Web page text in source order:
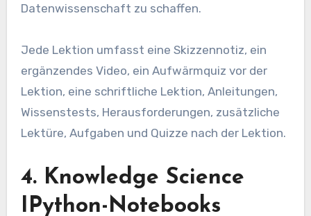
Datenwissenschaft zu schaffen.
Jede Lektion umfasst eine Skizzennotiz, ein
ergänzendes Video, ein Aufwärmquiz vor der
Lektion, eine schriftliche Lektion, Anleitungen,
Wissenstests, Herausforderungen, zusätzliche
Lektüre, Aufgaben und Quizze nach der Lektion.
4. Knowledge Science
IPython-Notebooks